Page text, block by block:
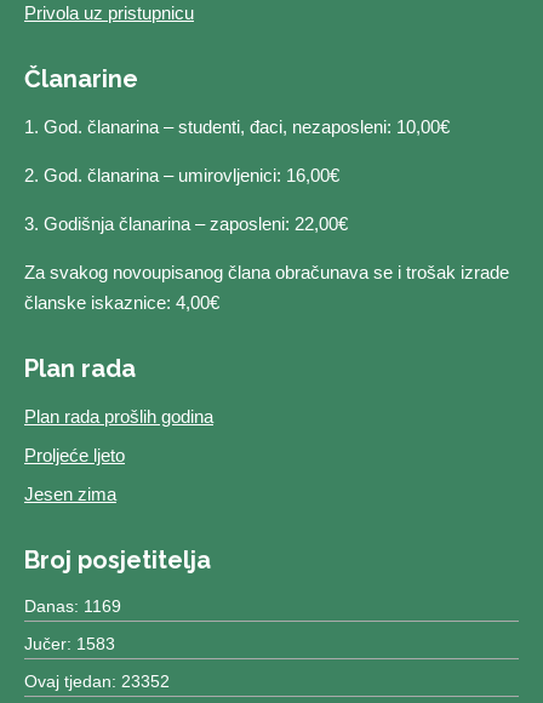
Privola uz pristupnicu
Članarine
1. God. članarina – studenti, đaci, nezaposleni: 10,00€
2. God. članarina – umirovljenici: 16,00€
3. Godišnja članarina – zaposleni: 22,00€
Za svakog novoupisanog člana obračunava se i trošak izrade
članske iskaznice: 4,00€
Plan rada
Plan rada prošlih godina
Proljeće ljeto
Jesen zima
Broj posjetitelja
Danas: 1169
Jučer: 1583
Ovaj tjedan: 23352